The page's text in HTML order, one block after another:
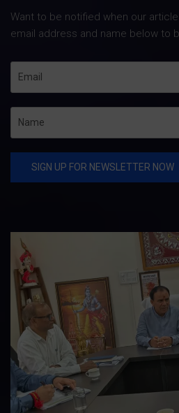
Want to be notified when our
email address and name below to